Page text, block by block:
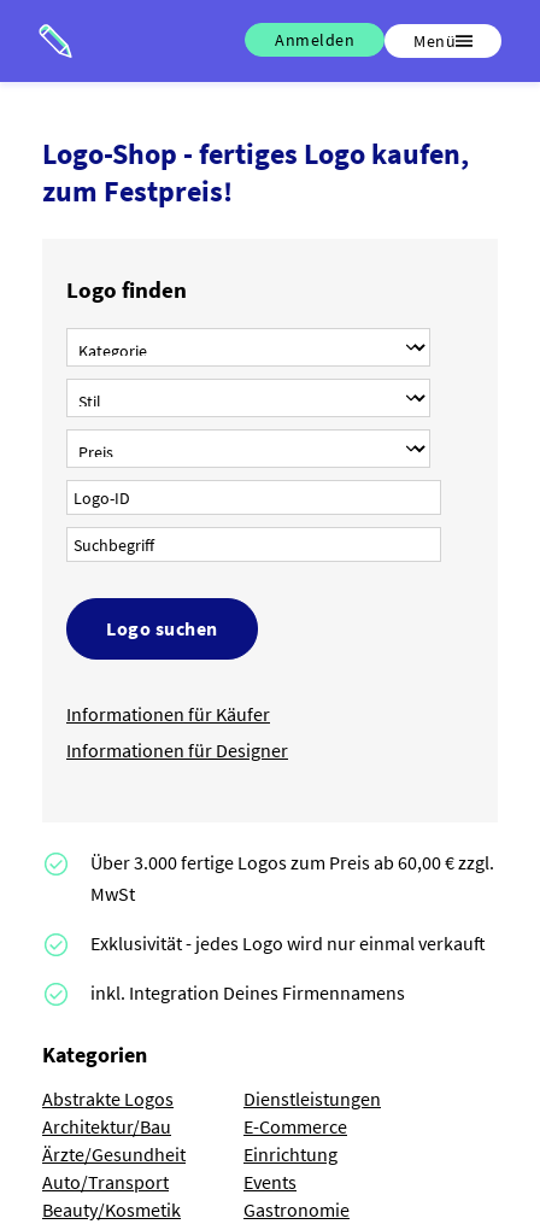
Anmelden Menü
Logo-Shop - fertiges Logo kaufen,
zum Festpreis!
Logo finden
Logo suchen
Informationen für Käufer
Informationen für Designer
Über 3.000 fertige Logos zum Preis ab 60,00 € zzgl.
MwSt
Exklusivität - jedes Logo wird nur einmal verkauft
inkl. Integration Deines Firmennamens
Kategorien
Abstrakte Logos
Architektur/Bau
Ärzte/Gesundheit
Auto/Transport
Beauty/Kosmetik
Dienstleistungen
E-Commerce
Einrichtung
Events
Gastronomie